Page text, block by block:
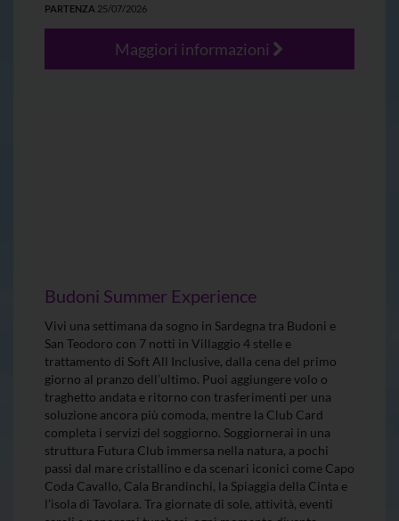
PARTENZA 25/07/2026
Maggiori informazioni
Budoni Summer Experience
Vivi una settimana da sogno in Sardegna tra Budoni e
San Teodoro con 7 notti in Villaggio 4 stelle e
trattamento di Soft All Inclusive, dalla cena del primo
giorno al pranzo dell’ultimo. Puoi aggiungere volo o
traghetto andata e ritorno con trasferimenti per una
soluzione ancora più comoda, mentre la Club Card
completa i servizi del soggiorno. Soggiornerai in una
struttura Futura Club immersa nella natura, a pochi
passi dal mare cristallino e da scenari iconici come Capo
Coda Cavallo, Cala Brandinchi, la Spiaggia della Cinta e
l’isola di Tavolara. Tra giornate di sole, attività, eventi